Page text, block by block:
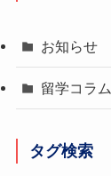
お知らせ
留学コラム
タグ検索